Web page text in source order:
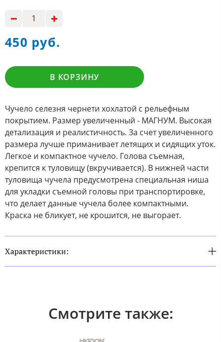
450 руб.
В КОРЗИНУ
Чучело селезня чернети хохлатой с рельефным
покрытием. Размер увеличенный - МАГНУМ. Высокая
детализация и реалистичность. За счет увеличенного
размера лучше приманивает летящих и сидящих уток.
Легкое и компактное чучело. Голова съемная,
крепится к туловищу (вкручивается). В нижней части
туловища чучела предусмотрена специальная ниша
для укладки съемной головы при транспортировке,
что делает данные чучела более компактными.
Краска не бликует, не крошится, не выгорает.
Характеристики:
Смотрите также: